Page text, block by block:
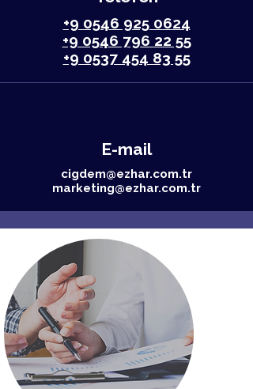
+9 0546 925 0624
+9 0546 796 22 55
+9 0537 454 83 55
E-mail
cigdem@ezhar.com.tr
marketing@ezhar.com.tr